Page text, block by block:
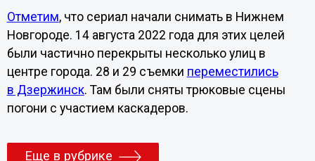
Отметим, что сериал начали снимать в Нижнем
Новгороде. 14 августа 2022 года для этих целей
были частично перекрыты несколько улиц в
центре города. 28 и 29 съемки переместились
в Дзержинск. Там были сняты трюковые сцены
погони с участием каскадеров.
Еще в рубрике